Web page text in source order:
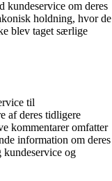
kundeservice om deres
holdning, hvor de
blev taget særlige
til
af deres tidligere
kommentarer omfatter
information om deres
og